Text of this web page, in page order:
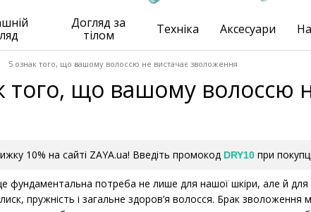
Догляд за
тілом
Техніка Аксесуари
5 ознак того, що вашому волоссю не вистачає зволоження
того, що вашому волоссю
10% на сайті ZAYA.ua! Введіть промокод DRY10 при
фундаментальна потреба не лише для нашої шкіри, але й
пружність і загальне здоров’я волосся. Брак